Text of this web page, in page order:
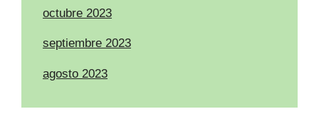
octubre 2023
septiembre 2023
agosto 2023